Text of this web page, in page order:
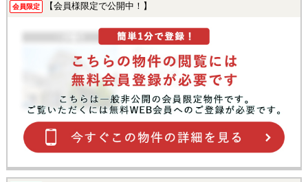
会員限定 【会員様限定で公開中！】